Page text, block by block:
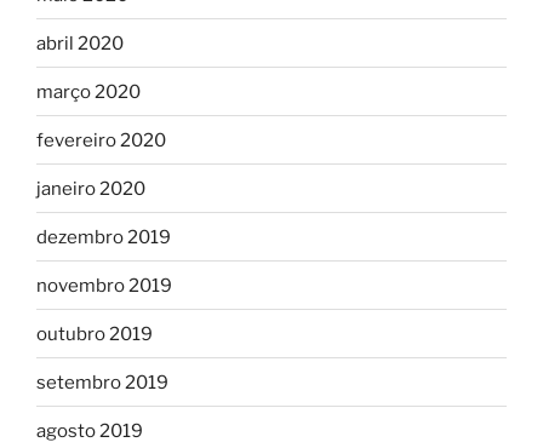
abril 2020
março 2020
fevereiro 2020
janeiro 2020
dezembro 2019
novembro 2019
outubro 2019
setembro 2019
agosto 2019